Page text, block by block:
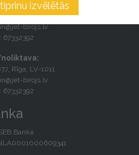
birojs.lv
67332392
Rīga, LV-1011
birojs.lv
67332392
Banka
izvēlētās